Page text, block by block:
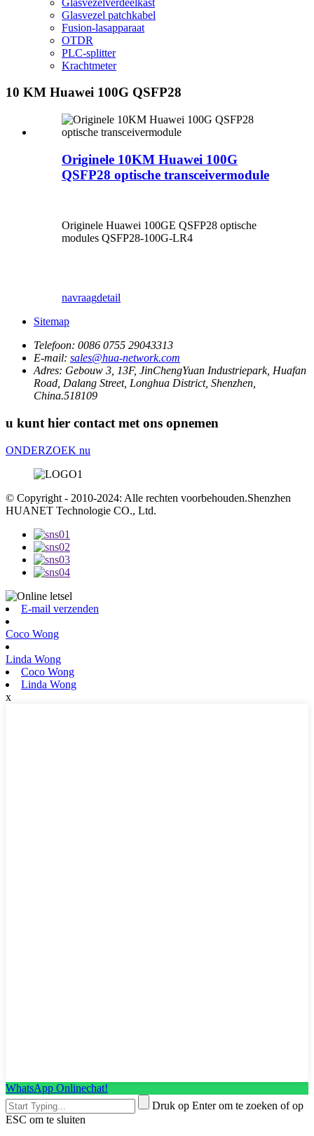
Glasvezel patchkabel
Fusion-lasapparaat
OTDR
PLC-splitter
Krachtmeter
10 KM Huawei 100G QSFP28
Originele 10KM Huawei 100G
QSFP28 optische transceivermodule
Originele Huawei 100GE QSFP28 optische
modules QSFP28-100G-LR4
navraagdetail
Sitemap
Telefoon: 0086 0755 29043313
E-mail: sales@hua-network.com
Adres: Gebouw 3, 13F, JinChengYuan Industriepark, Huafan
Road, Dalang Street, Longhua District, Shenzhen,
China.518109
u kunt hier contact met ons opnemen
ONDERZOEK nu
© Copyright - 2010-2024: Alle rechten voorbehouden.Shenzhen
HUANET Technologie CO., Ltd.
E-mail verzenden
Coco Wong
Linda Wong
Coco Wong
Linda Wong
x
WhatsApp Onlinechat!
Druk op Enter om te zoeken of op
ESC om te sluiten